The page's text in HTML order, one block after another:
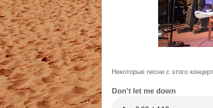
Некоторые песни с этого
Don't let me down